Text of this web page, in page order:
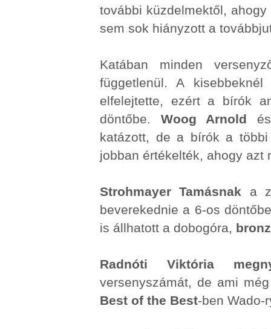
további küzdelmektől, ahogy
sem sok hiányzott a
Katában minden
függetlenül. A
elfelejtette, ezért a bírók
döntőbe. Woog Arnold
katázott, de a bírók a
jobban értékelték, ahogy azt
Strohmayer Tamásnak a
beverekednie a 6-os
is állhatott a dobogóra,
Radnóti Viktória
versenyszámát, de ami
Best of the Best-ben Wado-